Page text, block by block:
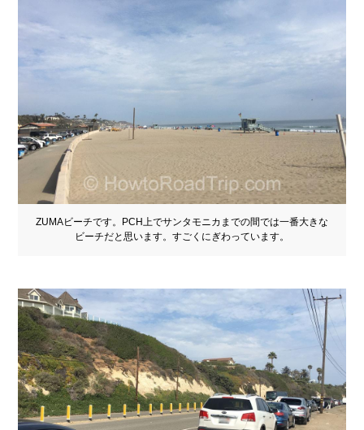
ZUMAビーチです。PCH上でサンタモニカまでの間では一番大きな
ビーチだと思います。すごくにぎわっています。